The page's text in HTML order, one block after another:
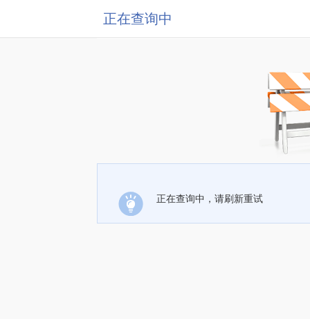
正在查询中
正在查询中，请刷新重试